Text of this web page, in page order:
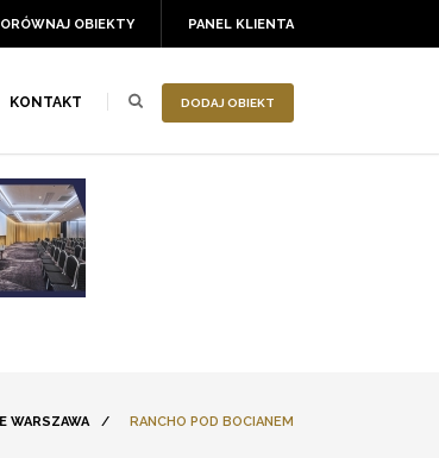
PANEL KLIENTA
OBIEKTY
DODAJ OBIEKT
KONTAKT
WARSZAWA / RANCHO POD BOCIANEM